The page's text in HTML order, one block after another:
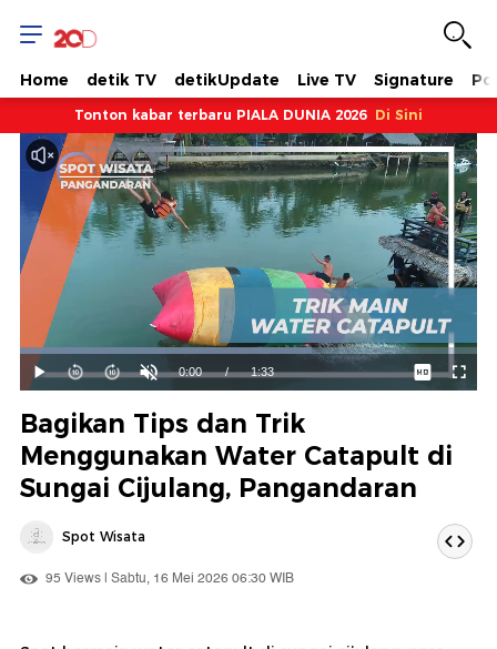
Home detik TV detikUpdate Live TV Signature
Tonton kabar terbaru PIALA DUNIA 2026 Di Sini
Mainkan
Suara
Hidup
Waktu
0:00 / Durasi
1:33
Dimuat:
63.86%
Bagikan Tips dan Trik
Menggunakan Water Catapult di
Sungai Cijulang, Pangandaran
Spot Wisata
95 Views | Sabtu, 16 Mei 2026 06:30 WIB